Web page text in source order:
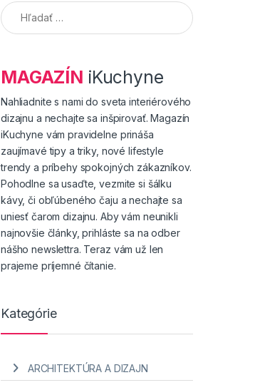
Hľadať:
MAGAZÍN iKuchyne
Nahliadnite s nami do sveta interiérového
dizajnu a nechajte sa inšpirovať. Magazín
iKuchyne vám pravidelne prináša
zaujímavé tipy a triky, nové lifestyle
trendy a príbehy spokojných zákazníkov.
Pohodlne sa usaďte, vezmite si šálku
kávy, či obľúbeného čaju a nechajte sa
uniesť čarom dizajnu. Aby vám neunikli
najnovšie články, prihláste sa na odber
nášho newslettra. Teraz vám už len
prajeme príjemné čítanie.
Kategórie
ARCHITEKTÚRA A DIZAJN